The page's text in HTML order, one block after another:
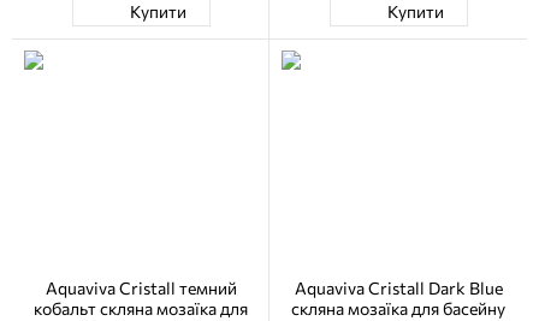
Купити Купити
Aquaviva Сristall темний
кобальт скляна мозаїка для
Aquaviva Cristall Dark Blue
скляна мозаїка для басейну